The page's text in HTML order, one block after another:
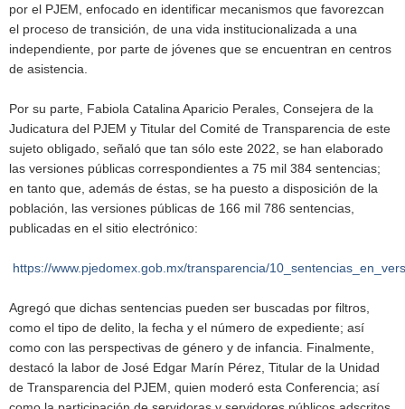
por el PJEM, enfocado en identificar mecanismos que favorezcan
el proceso de transición, de una vida institucionalizada a una
independiente, por parte de jóvenes que se encuentran en centros
de asistencia.
Por su parte, Fabiola Catalina Aparicio Perales, Consejera de la
Judicatura del PJEM y Titular del Comité de Transparencia de este
sujeto obligado, señaló que tan sólo este 2022, se han elaborado
las versiones públicas correspondientes a 75 mil 384 sentencias;
en tanto que, además de éstas, se ha puesto a disposición de la
población, las versiones públicas de 166 mil 786 sentencias,
publicadas en el sitio electrónico:
https://www.pjedomex.gob.mx/transparencia/
Agregó que dichas sentencias pueden ser buscadas por filtros,
como el tipo de delito, la fecha y el número de expediente; así
como con las perspectivas de género y de infancia. Finalmente,
destacó la labor de José Edgar Marín Pérez, Titular de la Unidad
de Transparencia del PJEM, quien moderó esta Conferencia; así